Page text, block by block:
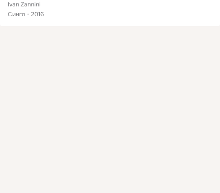
Ivan Zannini
Сингл
2016